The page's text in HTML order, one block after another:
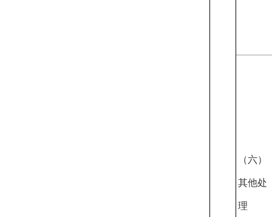
（六）
其他处
理